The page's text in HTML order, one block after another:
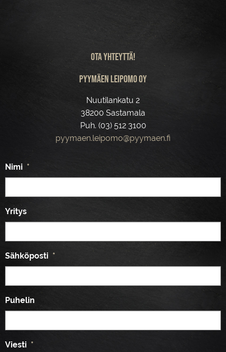
Ota yhteyttä!
Pyymäen leipomo Oy
Nuutilankatu 2
38200 Sastamala
Puh. (03) 512 3100
pyymaen.leipomo@pyymaen.fi
Nimi *
Yritys
Sähköposti *
Puhelin
Viesti *